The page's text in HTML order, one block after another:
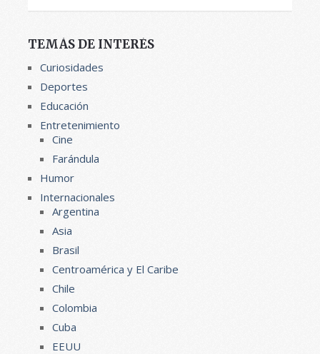
TEMÁS DE INTERÉS
Curiosidades
Deportes
Educación
Entretenimiento
Cine
Farándula
Humor
Internacionales
Argentina
Asia
Brasil
Centroamérica y El Caribe
Chile
Colombia
Cuba
EEUU